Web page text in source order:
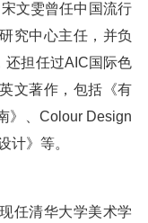
文雯曾任中国流行
究中心主任，并负
还担任过AIC国际色
文著作，包括《有
》、Colour Design
计》等。
任清华大学美术学